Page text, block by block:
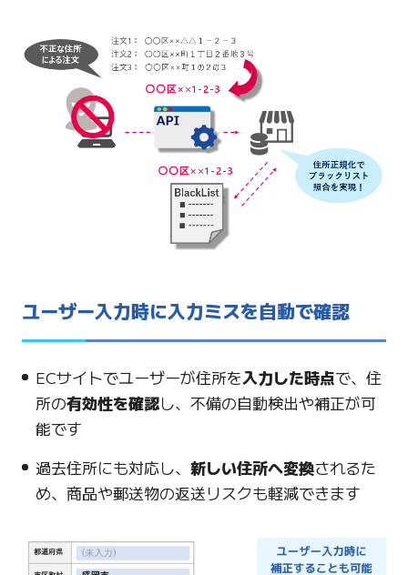
ユーザー入力時に入力ミスを自動で確認
ECサイトでユーザーが住所を入力した時点で、住
所の有効性を確認し、不備の自動検出や補正が可
能です
過去住所にも対応し、 新しい住所へ変換されるた
め、商品や郵送物の返送リスクも軽減できます